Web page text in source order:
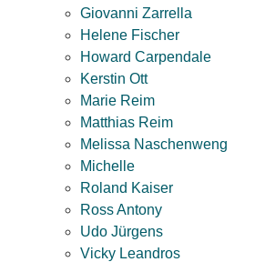
Giovanni Zarrella
Helene Fischer
Howard Carpendale
Kerstin Ott
Marie Reim
Matthias Reim
Melissa Naschenweng
Michelle
Roland Kaiser
Ross Antony
Udo Jürgens
Vicky Leandros